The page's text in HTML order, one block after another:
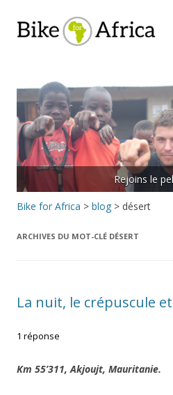
Bike for Africa
Rejoins le
Bike for Africa > blog > désert
ARCHIVES DU MOT-CLÉ DÉSERT
La nuit, le crépuscule
1 réponse
Km 55’311, Akjoujt, Mauritanie.